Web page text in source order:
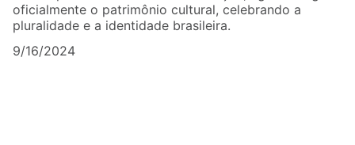
oficialmente o patrimônio cultural, celebrando a
pluralidade e a identidade brasileira.
9/16/2024